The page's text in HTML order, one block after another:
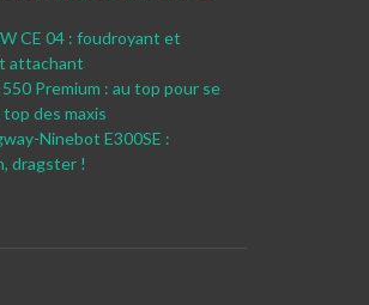
CE 04 : foudroyant et
attachant
Premium : au top pour se
des maxis
Ninebot E300SE :
dragster !